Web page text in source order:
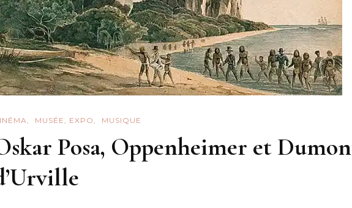
MUSÉE, EXPO MUSIQUE
Posa, Oppenheimer et